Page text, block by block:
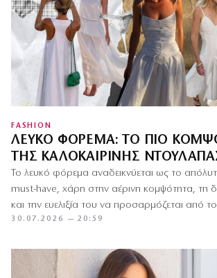
FASHION
ΛΕΥΚΌ ΦΌΡΕΜΑ: ΤΟ ΠΙΟ
ΤΗΣ ΚΑΛΟΚΑΙΡΙΝΉΣ
Το λευκό φόρεμα αναδεικνύεται ως το
must-have, χάρη στην αέρινη κομψότητα, τη
και την ευελιξία του να προσαρμόζεται από
30.07.2026 — 20:59